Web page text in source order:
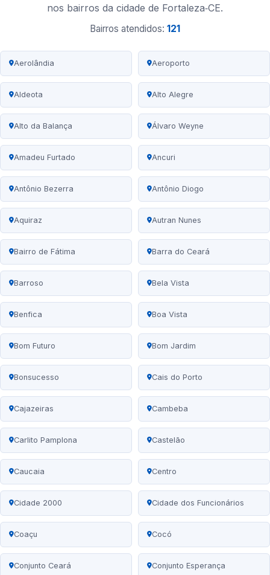
nos bairros da cidade de Fortaleza‑CE.
Bairros atendidos: 121
Aerolândia Aeroporto
Aldeota Alto Alegre
Alto da Balança Álvaro Weyne
Amadeu Furtado Ancuri
Antônio Bezerra Antônio Diogo
Aquiraz Autran Nunes
Bairro de Fátima Barra do Ceará
Barroso Bela Vista
Benfica Boa Vista
Bom Futuro Bom Jardim
Bonsucesso Cais do Porto
Cajazeiras Cambeba
Carlito Pamplona Castelão
Caucaia Centro
Cidade 2000 Cidade dos Funcionários
Coaçu Cocó
Conjunto Ceará Conjunto Esperança